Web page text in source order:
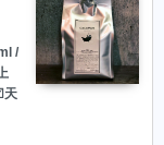
/
天